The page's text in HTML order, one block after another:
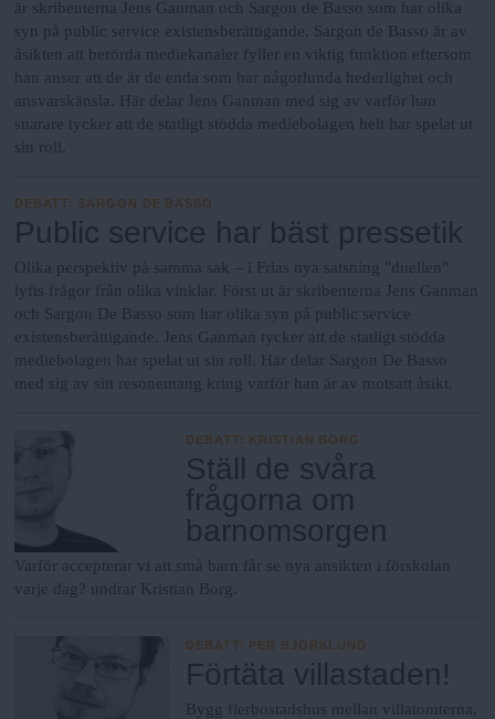
är skribenterna Jens Ganman och Sargon de Basso som har olika
syn på public service existensberättigande. Sargon de Basso är av
åsikten att berörda mediekanaler fyller en viktig funktion eftersom
han anser att de är de enda som har någorlunda hederlighet och
ansvarskänsla. Här delar Jens Ganman med sig av varför han
snarare tycker att de statligt stödda mediebolagen helt har spelat ut
sin roll.
DEBATT: SARGON DE BASSO
Public service har bäst pressetik
Olika perspektiv på samma sak – i Frias nya satsning "duellen"
lyfts frågor från olika vinklar. Först ut är skribenterna Jens Ganman
och Sargon De Basso som har olika syn på public service
existensberättigande. Jens Ganman tycker att de statligt stödda
mediebolagen har spelat ut sin roll. Här delar Sargon De Basso
med sig av sitt resonemang kring varför han är av motsatt åsikt.
DEBATT: KRISTIAN BORG
Ställ de svåra
frågorna om
barnomsorgen
Varför accepterar vi att små barn får se nya ansikten i förskolan
varje dag? undrar Kristian Borg.
DEBATT: PER BJÖRKLUND
Förtäta villastaden!
Bygg flerbostadshus mellan villatomterna,